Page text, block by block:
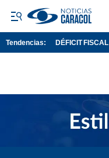
Tendencias: DÉFICIT FISCAL